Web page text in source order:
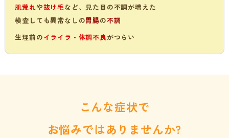
肌荒れや抜け毛など、見た目の不調が増えた
検査しても異常なしの胃腸の不調
生理前のイライラ・体調不良がつらい
こんな症状で
お悩みではありませんか?